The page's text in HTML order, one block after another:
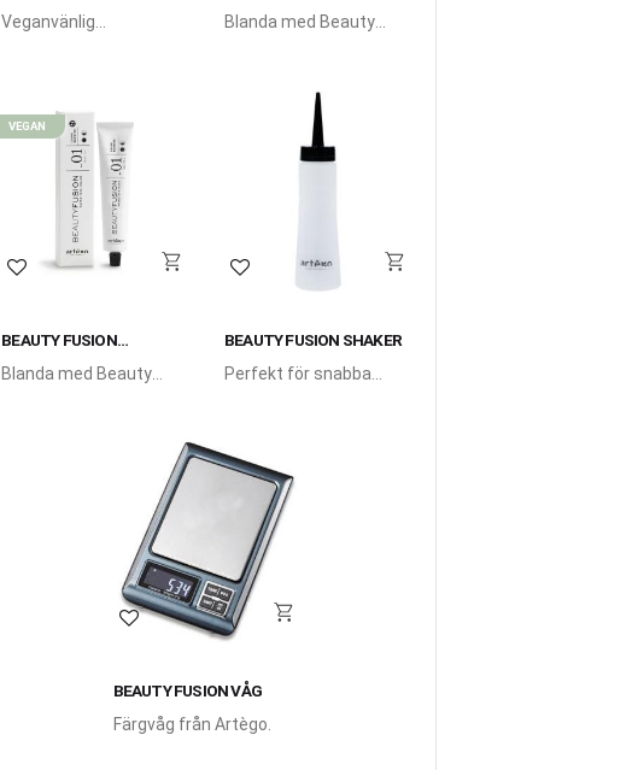
Veganvänlig
BOOSTER 2
Blanda med Beauty
Lägg till i favoriter
BEAUTY FUSION
BOOSTER 1
Blanda med Beauty
VEGAN
Lägg till i favoriter
BEAUTY FUSION SHAKER
Perfekt för snabba
Lägg till i favoriter
BEAUTY FUSION VÅG
Färgvåg från Artègo.